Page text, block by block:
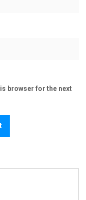
browser for the next